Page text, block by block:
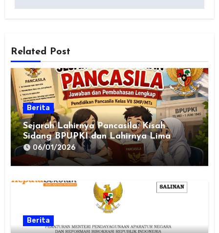
Related Post
Berita
Sejarah Lahirnya Pancasila: Kisah
Sidang BPUPKI dan Lahirnya Lima
Dasar Negara
06/01/2026
Berita